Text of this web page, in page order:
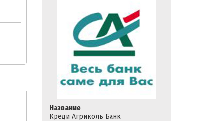
Название
Креди Агриколь Банк